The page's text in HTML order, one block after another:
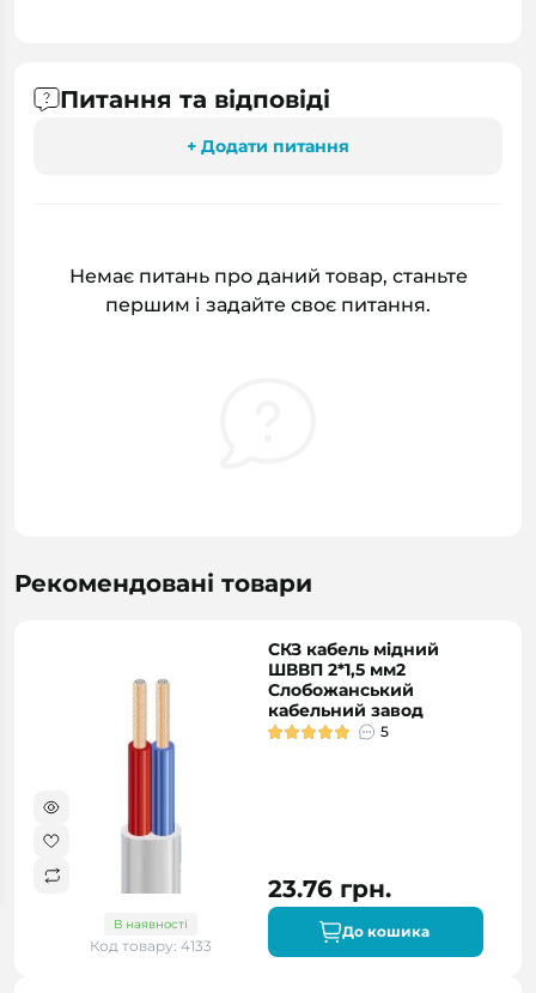
Питання та відповіді
+ Додати питання
Немає питань про даний товар, станьте
першим і задайте своє питання.
Рекомендовані товари
В наявності
Код товару: 4133
СКЗ кабель мідний
ШВВП 2*1,5 мм2
Слобожанський
кабельний завод
5
23.76 грн.
До кошика